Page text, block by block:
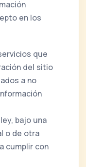
en los
que
del sitio
a no
bajo una
o de otra
cumplir con